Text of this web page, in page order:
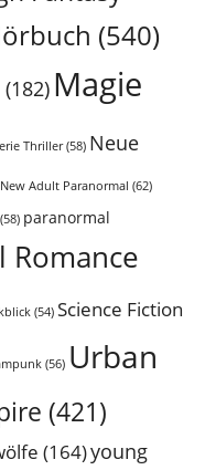
(540)
(182) Magie
Thriller(58) Neue
New Adult Paranormal (62)
(58) paranormal
Romance
(54) Science Fiction
(56) Urban
(421)
(164)young